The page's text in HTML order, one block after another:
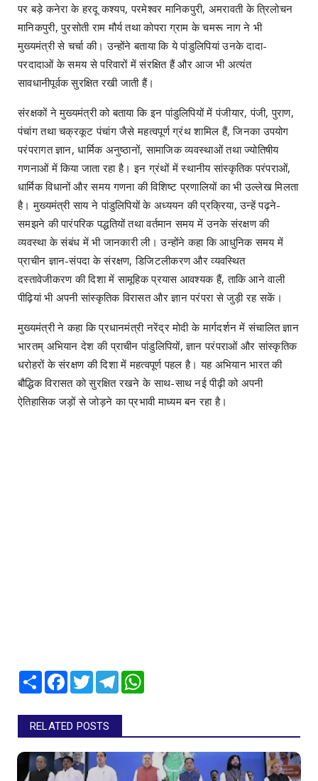
पर बड़े कनेरा के हरदू कश्यप, परमेश्वर मानिकपुरी, अमरावती के त्रिलोचन
मानिकपुरी, पुरसोती राम मौर्य तथा कोपरा ग्राम के चमरू नाग ने भी
मुख्यमंत्री से चर्चा की। उन्होंने बताया कि ये पांडुलिपियां उनके दादा-
परदादाओं के समय से परिवारों में संरक्षित हैं और आज भी अत्यंत
सावधानीपूर्वक सुरक्षित रखी जाती हैं।
संरक्षकों ने मुख्यमंत्री को बताया कि इन पांडुलिपियों में पंजीयार, पंजी, पुराण,
पंचांग तथा चक्रकूट पंचांग जैसे महत्वपूर्ण ग्रंथ शामिल हैं, जिनका उपयोग
परंपरागत ज्ञान, धार्मिक अनुष्ठानों, सामाजिक व्यवस्थाओं तथा ज्योतिषीय
गणनाओं में किया जाता रहा है। इन ग्रंथों में स्थानीय सांस्कृतिक परंपराओं,
धार्मिक विधानों और समय गणना की विशिष्ट प्रणालियों का भी उल्लेख मिलता
है। मुख्यमंत्री साय ने पांडुलिपियों के अध्ययन की प्रक्रिया, उन्हें पढ़ने-
समझने की पारंपरिक पद्धतियों तथा वर्तमान समय में उनके संरक्षण की
व्यवस्था के संबंध में भी जानकारी ली। उन्होंने कहा कि आधुनिक समय में
प्राचीन ज्ञान-संपदा के संरक्षण, डिजिटलीकरण और व्यवस्थित
दस्तावेजीकरण की दिशा में सामूहिक प्रयास आवश्यक हैं, ताकि आने वाली
पीढ़ियां भी अपनी सांस्कृतिक विरासत और ज्ञान परंपरा से जुड़ी रह सकें।
मुख्यमंत्री ने कहा कि प्रधानमंत्री नरेंद्र मोदी के मार्गदर्शन में संचालित ज्ञान
भारतम् अभियान देश की प्राचीन पांडुलिपियों, ज्ञान परंपराओं और सांस्कृतिक
धरोहरों के संरक्षण की दिशा में महत्वपूर्ण पहल है। यह अभियान भारत की
बौद्धिक विरासत को सुरक्षित रखने के साथ-साथ नई पीढ़ी को अपनी
ऐतिहासिक जड़ों से जोड़ने का प्रभावी माध्यम बन रहा है।
Share Facebook
TwitterTelegram
RELATED POSTS